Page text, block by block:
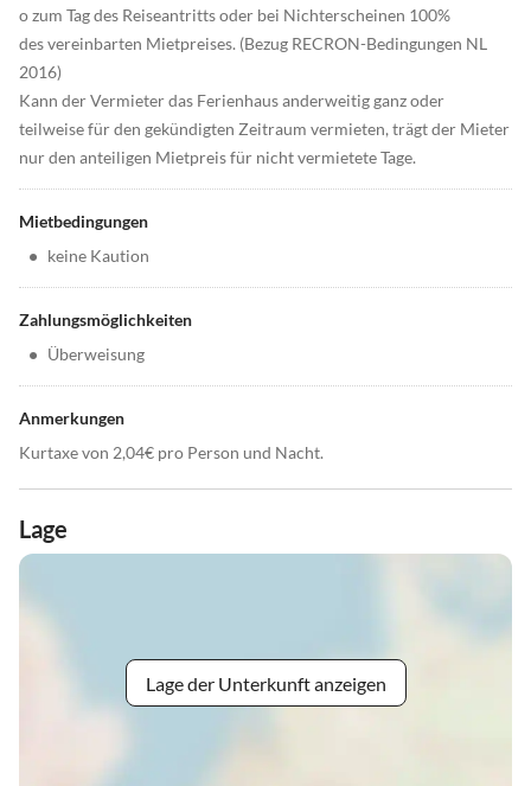
o zum Tag des Reiseantritts oder bei Nichterscheinen 100%
des vereinbarten Mietpreises. (Bezug RECRON-Bedingungen NL
2016)
Kann der Vermieter das Ferienhaus anderweitig ganz oder
teilweise für den gekündigten Zeitraum vermieten, trägt der Mieter
nur den anteiligen Mietpreis für nicht vermietete Tage.
Mietbedingungen
• keine Kaution
Zahlungsmöglichkeiten
• Überweisung
Anmerkungen
Kurtaxe von 2,04€ pro Person und Nacht.
Lage
Lage der Unterkunft anzeigen